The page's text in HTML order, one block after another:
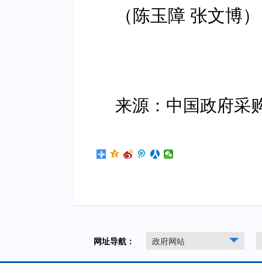
（陈玉障 张文博）
来源：中国政府采
网址导航： 政府网站